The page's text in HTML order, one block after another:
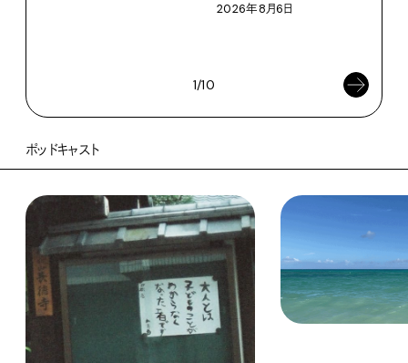
2026年8月6日
1/10
ポッドキャスト